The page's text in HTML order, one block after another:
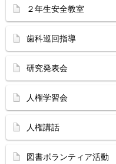
２年生安全教室
歯科巡回指導
研究発表会
人権学習会
人権講話
図書ボランティア活動